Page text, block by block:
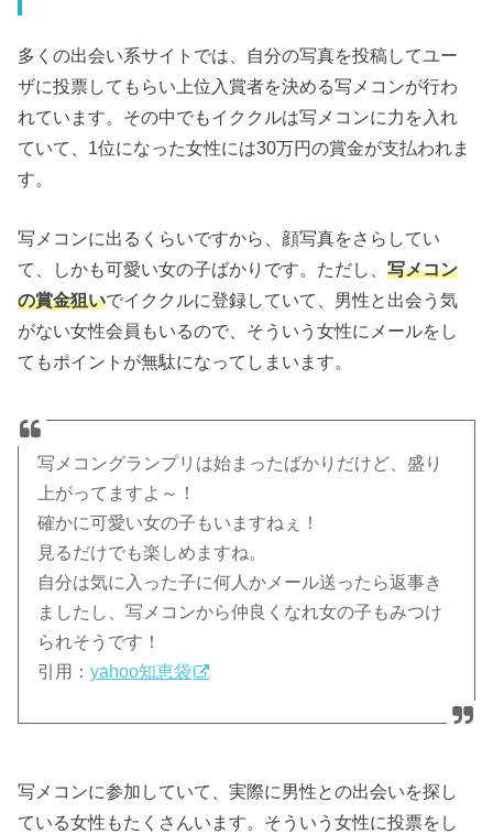
多くの出会い系サイトでは、自分の写真を投稿してユー
ザに投票してもらい上位入賞者を決める写メコンが行わ
れています。その中でもイククルは写メコンに力を入れ
ていて、1位になった女性には30万円の賞金が支払われま
す。
写メコンに出るくらいですから、顔写真をさらしてい
て、しかも可愛い女の子ばかりです。ただし、写メコン
の賞金狙いでイククルに登録していて、男性と出会う気
がない女性会員もいるので、そういう女性にメールをし
てもポイントが無駄になってしまいます。
写メコングランプリは始まったばかりだけど、盛り
上がってますよ～！
確かに可愛い女の子もいますねぇ！
見るだけでも楽しめますね。
自分は気に入った子に何人かメール送ったら返事き
ましたし、写メコンから仲良くなれ女の子もみつけ
られそうです！
引用：yahoo知恵袋
写メコンに参加していて、実際に男性との出会いを探し
ている女性もたくさんいます。そういう女性に投票をし